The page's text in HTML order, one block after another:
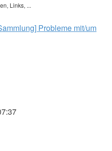
Links, ...
Probleme mit/um